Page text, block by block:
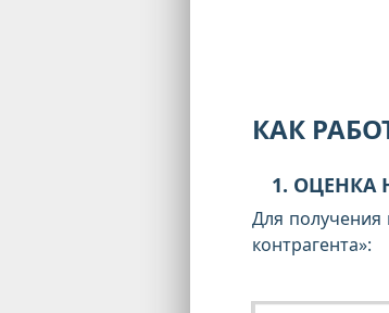
КАК
1. ОЦЕНКА
Для получения
контрагента»: